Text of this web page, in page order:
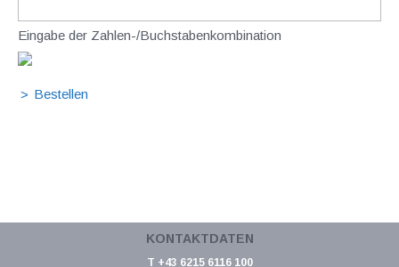
Eingabe der Zahlen-/Buchstabenkombination
KONTAKTDATEN
T +43 6215 6116 100